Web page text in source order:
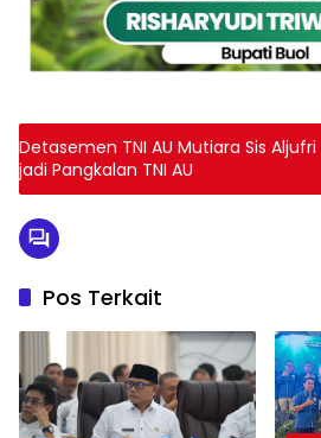
Detasemen TNI AU Mutiara Sis
jadi Pangkalan TNI AU
Pos Terkait